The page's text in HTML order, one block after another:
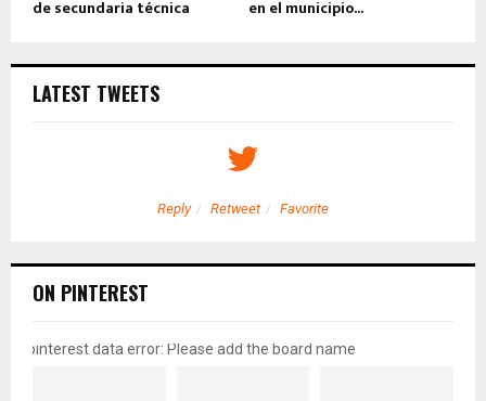
de secundaria técnica en el municipio...
LATEST TWEETS
Reply Retweet Favorite
ON PINTEREST
pinterest data error: Please add the board name